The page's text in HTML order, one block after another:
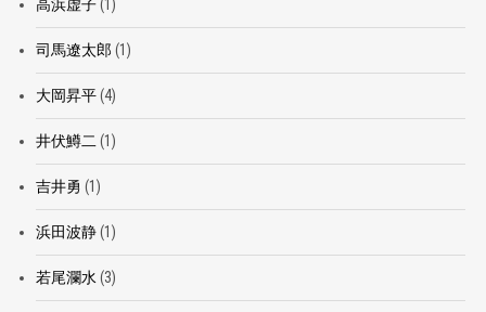
高浜虚子(1)
司馬遼太郎 (1)
大岡昇平(4)
井伏鱒二 (1)
吉井勇 (1)
浜田波静(1)
若尾瀾水 (3)